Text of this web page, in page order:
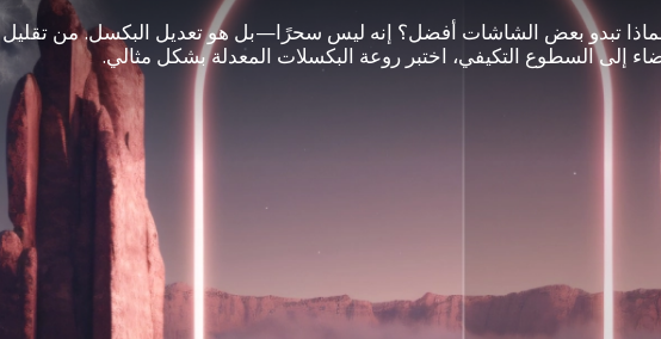
تبدو بعض الشاشات أفضل؟ إنه ليس سحرًا—بل هو تعديل البكسل. من تقليل
إلى السطوع التكيفي، اختبر روعة البكسلات المعدلة بشكل مثالي.